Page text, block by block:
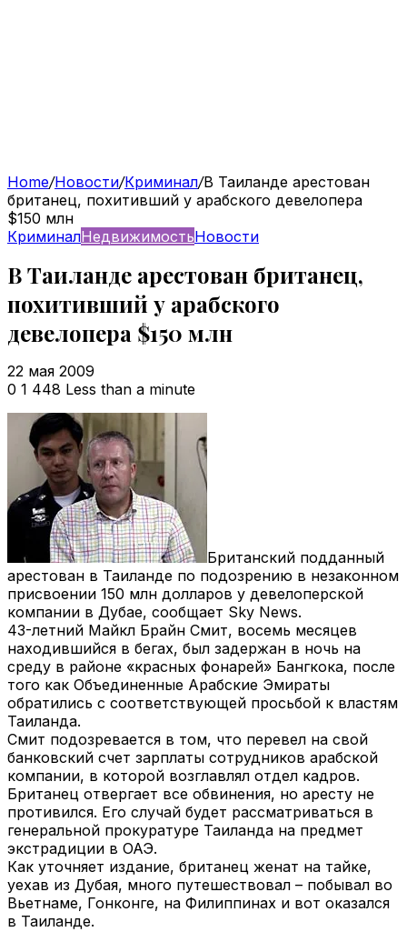
Home/Новости/Криминал/В Таиланде арестован
британец, похитивший у арабского девелопера
$150 млн
КриминалНедвижимостьНовости
В Таиланде арестован британец,
похитивший у арабского
девелопера $150 млн
22 мая 2009
0 1 448 Less than a minute
Британский подданный
арестован в Таиланде по подозрению в незаконном
присвоении 150 млн долларов у девелоперской
компании в Дубае, сообщает Sky News.
43-летний Майкл Брайн Смит, восемь месяцев
находившийся в бегах, был задержан в ночь на
среду в районе «красных фонарей» Бангкока, после
того как Объединенные Арабские Эмираты
обратились с соответствующей просьбой к властям
Таиланда.
Смит подозревается в том, что перевел на свой
банковский счет зарплаты сотрудников арабской
компании, в которой возглавлял отдел кадров.
Британец отвергает все обвинения, но аресту не
противился. Его случай будет рассматриваться в
генеральной прокуратуре Таиланда на предмет
экстрадиции в ОАЭ.
Как уточняет издание, британец женат на тайке,
уехав из Дубая, много путешествовал – побывал во
Вьетнаме, Гонконге, на Филиппинах и вот оказался
в Таиланде.